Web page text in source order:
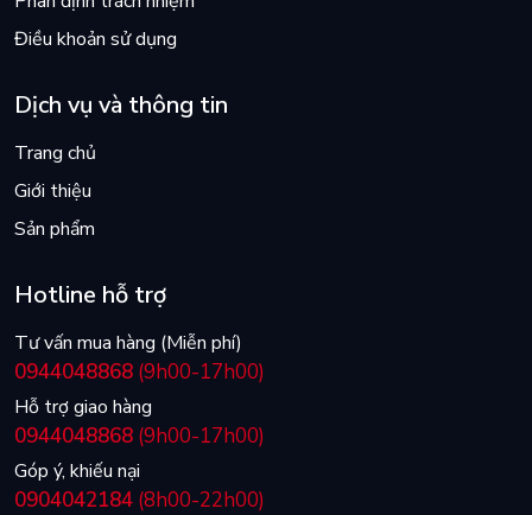
Điều khoản sử dụng
Dịch vụ và thông tin
Trang chủ
Giới thiệu
Sản phẩm
Hotline hỗ trợ
Tư vấn mua hàng (Miễn phí)
0944048868 (9h00-17h00)
Hỗ trợ giao hàng
0944048868 (9h00-17h00)
Góp ý, khiếu nại
0904042184 (8h00-22h00)